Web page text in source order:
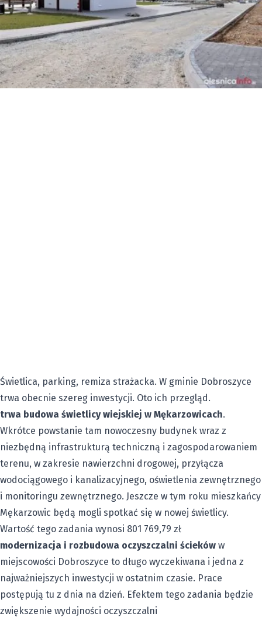
Świetlica, parking, remiza strażacka. W gminie Dobroszyce
trwa obecnie szereg inwestycji. Oto ich przegląd.
trwa budowa świetlicy wiejskiej w Mękarzowicach.
Wkrótce powstanie tam nowoczesny budynek wraz z
niezbędną infrastrukturą techniczną i zagospodarowaniem
terenu, w zakresie nawierzchni drogowej, przyłącza
wodociągowego i kanalizacyjnego, oświetlenia zewnętrznego
i monitoringu zewnętrznego. Jeszcze w tym roku mieszkańcy
Mękarzowic będą mogli spotkać się w nowej świetlicy.
Wartość tego zadania wynosi 801 769,79 zł
modernizacja i rozbudowa oczyszczalni ścieków w
miejscowości Dobroszyce to długo wyczekiwana i jedna z
najważniejszych inwestycji w ostatnim czasie. Prace
postępują tu z dnia na dzień. Efektem tego zadania będzie
zwiększenie wydajności oczyszczalni